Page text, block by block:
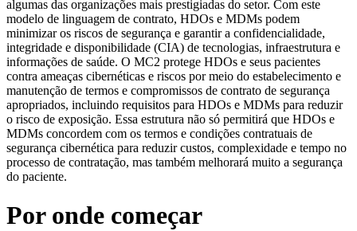
algumas das organizações mais prestigiadas do setor. Com este
modelo de linguagem de contrato, HDOs e MDMs podem
minimizar os riscos de segurança e garantir a confidencialidade,
integridade e disponibilidade (CIA) de tecnologias, infraestrutura e
informações de saúde. O MC2 protege HDOs e seus pacientes
contra ameaças cibernéticas e riscos por meio do estabelecimento e
manutenção de termos e compromissos de contrato de segurança
apropriados, incluindo requisitos para HDOs e MDMs para reduzir
o risco de exposição. Essa estrutura não só permitirá que HDOs e
MDMs concordem com os termos e condições contratuais de
segurança cibernética para reduzir custos, complexidade e tempo no
processo de contratação, mas também melhorará muito a segurança
do paciente.
Por onde começar